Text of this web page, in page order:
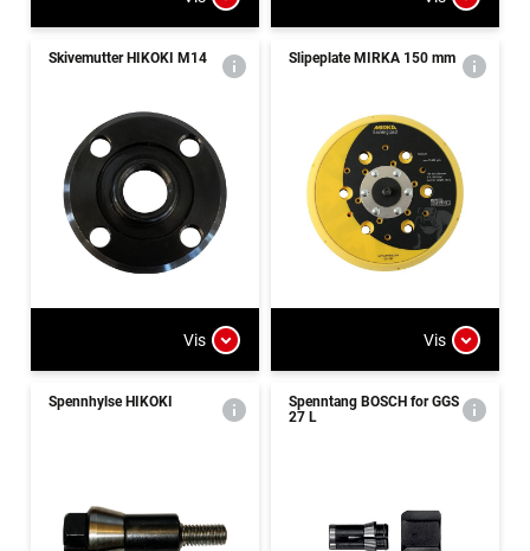
Skivemutter HIKOKI M14
Vis
Slipeplate MIRKA 150 mm
Vis
Spennhylse HIKOKI
Spenntang BOSCH for GGS
27 L